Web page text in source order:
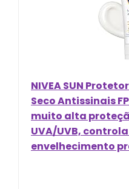
NIVEA SUN
Seco Antissinais
muito alta
UVA/UVB,
envelhecimento